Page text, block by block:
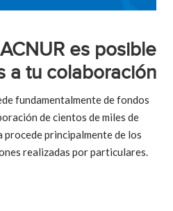
es posible
a tu colaboración
fundamentalmente de fondos
de cientos de miles de
procede principalmente de los
realizadas por particulares.